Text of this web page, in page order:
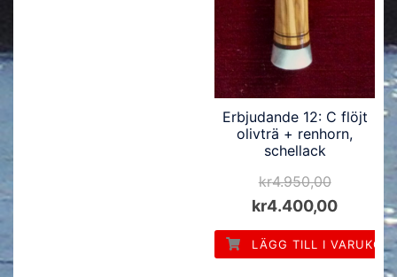
Erbjudande 12: C flöjt
olivträ + renhorn,
schellack
kr4.950,00
kr4.400,00
LÄGG TILL I